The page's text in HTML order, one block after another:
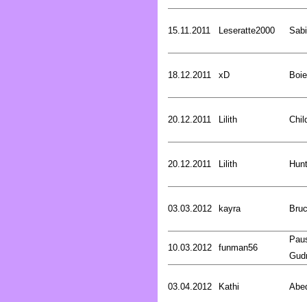
15.11.2011 Leseratte2000
18.12.2011 xD
20.12.2011 Lilith
20.12.2011 Lilith
03.03.2012 kayra
10.03.2012 funman56
03.04.2012 Kathi